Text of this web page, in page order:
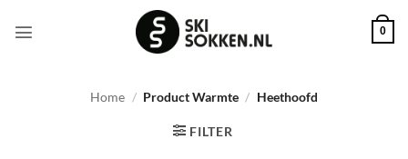
naar
0
Home / Product Warmte / Heethoofd
FILTER